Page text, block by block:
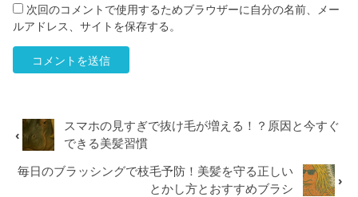
次回のコメントで使用するためブラウザーに自分の名前、メー
ルアドレス、サイトを保存する。
スマホの見すぎで抜け毛が増える！？原因と今すぐ
できる美髪習慣
毎日のブラッシングで枝毛予防！美髪を守る正しい
とかし方とおすすめブラシ